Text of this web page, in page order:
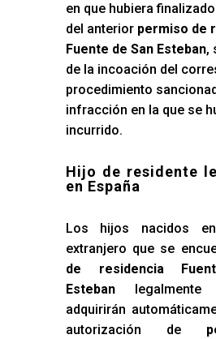
en que hubiera
del anterior permiso de
Fuente de San Esteban,
de la incoación del
procedimiento
infracción en la que se
incurrido.
Hijo de residente
en España
Los hijos nacidos
extranjero que se
de residencia
Estebanlegalmente
adquirirán
autorización de